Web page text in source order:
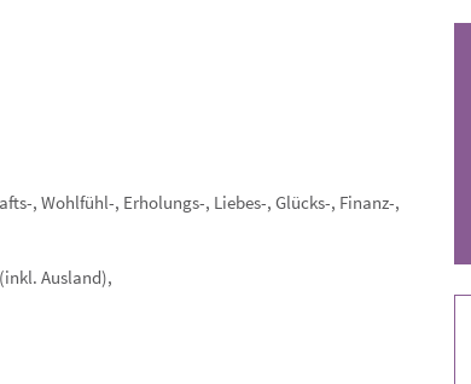
, Wohlfühl-, Erholungs-, Liebes-, Glücks-, Finanz-,
Ausland),
Beratung mit Herz und
Klarheit. Empathisch, ehrlich